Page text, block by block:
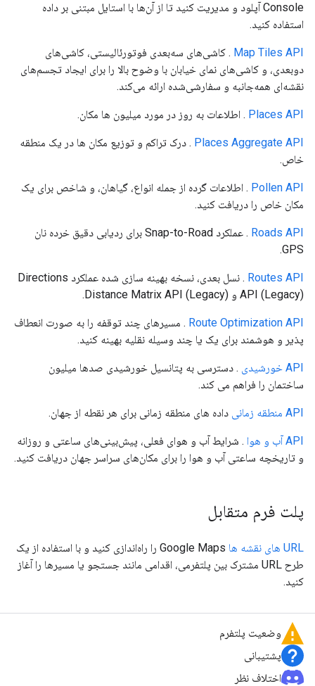
Console آپلود و مدیریت کنید تا از آن‌ها با استایل مبتنی بر داده
استفاده کنید.
Map Tiles API . کاشی‌های سه‌بعدی فوتورئالیستی، کاشی‌های
دوبعدی، و کاشی‌های نمای خیابان با وضوح بالا را برای ایجاد تجسم‌های
نقشه‌ای همه‌جانبه و سفارشی‌شده ارائه می‌کند.
Places API . اطلاعات به روز در مورد میلیون ها مکان.
Places Aggregate API . درک تراکم و توزیع مکان ها در یک منطقه
خاص.
Pollen API . اطلاعات گرده از جمله انواع، گیاهان، و شاخص برای یک
مکان خاص را دریافت کنید.
Roads API
. عملکرد Snap-to-Road برای ردیابی دقیق خرده نان
GPS.
Routes API
. نسل بعدی، نسخه بهینه سازی شده عملکرد Directions
API (Legacy) و Distance Matrix API (Legacy).
Route Optimization API . مسیرهای چند توقفه را به صورت انعطاف
پذیر و هوشمند برای یک یا چند وسیله نقلیه بهینه کنید.
API خورشیدی
. دسترسی به پتانسیل خورشیدی صدها میلیون
ساختمان را فراهم می کند.
API منطقه زمانی داده های منطقه زمانی برای هر نقطه از جهان.
API آب و هوا
. شرایط آب و هوای فعلی، پیش‌بینی‌های ساعتی و روزانه
و تاریخچه ساعتی آب و هوا را برای مکان‌های سراسر جهان دریافت کنید.
پلت فرم متقابل
URL های نقشه ها
Google Maps را راه‌اندازی کنید و با استفاده از یک
طرح URL مشترک بین پلتفرمی، اقدامی مانند جستجو یا مسیرها را آغاز
کنید.
وضعیت پلتفرم
پشتیبانی
اختلاف نظر